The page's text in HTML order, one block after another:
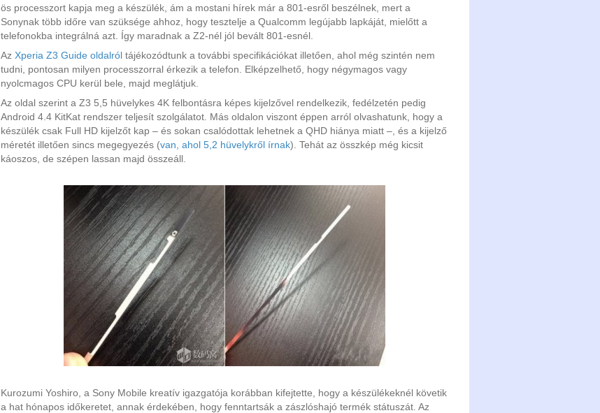
ös processzort kapja meg a készülék, ám a mostani hírek már a 801-esről beszélnek, mert a
Sonynak több időre van szüksége ahhoz, hogy tesztelje a Qualcomm legújabb lapkáját, mielőtt a
telefonokba integrálná azt. Így maradnak a Z2-nél jól bevált 801-esnél.
Az Xperia Z3 Guide oldalról tájékozódtunk a további specifikációkat illetően, ahol még szintén nem
tudni, pontosan milyen processzorral érkezik a telefon. Elképzelhető, hogy négymagos vagy
nyolcmagos CPU kerül bele, majd meglátjuk.
Az oldal szerint a Z3 5,5 hüvelykes 4K felbontásra képes kijelzővel rendelkezik, fedélzetén pedig
Android 4.4 KitKat rendszer teljesít szolgálatot. Más oldalon viszont éppen arról olvashatunk, hogy a
készülék csak Full HD kijelzőt kap – és sokan csalódottak lehetnek a QHD hiánya miatt –, és a kijelző
méretét illetően sincs megegyezés (van, ahol 5,2 hüvelykről írnak). Tehát az összkép még kicsit
káoszos, de szépen lassan majd összeáll.
Kurozumi Yoshiro, a Sony Mobile kreatív igazgatója korábban kifejtette, hogy a készülékeknél követik
a hat hónapos időkeretet, annak érdekében, hogy fenntartsák a zászlóshajó termék státuszát. Az